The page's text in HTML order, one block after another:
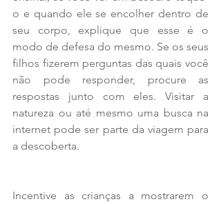
o e quando ele se encolher dentro de
seu corpo, explique que esse é o
modo de defesa do mesmo. Se os seus
filhos fizerem perguntas das quais você
não pode responder, procure as
respostas junto com eles. Visitar a
natureza ou até mesmo uma busca na
internet pode ser parte da viagem para
a descoberta.
Incentive as crianças a mostrarem o